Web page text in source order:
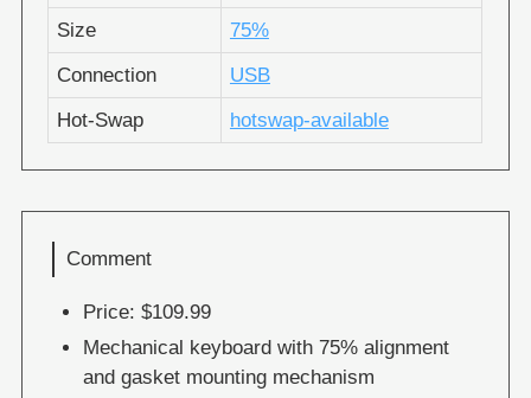
Size
75%
Connection
USB
Hot-Swap
hotswap-available
Comment
Price: $109.99
Mechanical keyboard with 75% alignment
and gasket mounting mechanism